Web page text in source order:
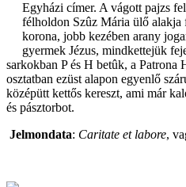
Egyházi címer. A vágott pajzs
félholdon Szûz Mária ülő alakja
korona, jobb kezében arany
gyermek Jézus, mindkettejük
sarkokban P és H betûk, a Patrona
osztatban ezüst alapon egyenlő
középütt kettős kereszt, ami már
és pásztorbot.
Jelmondata: Caritate et labore,